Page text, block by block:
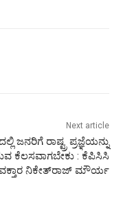
Next article
ಜನರಿಗೆ ರಾಷ್ಟ್ರ ಪ್ರಜ್ಞೆಯನ್ನು
ಕೆಲಸವಾಗಬೇಕು : ಕೆಪಿಸಿಸಿ
ನಿಕೇತ್‍ರಾಜ್ ಮೌರ್ಯ